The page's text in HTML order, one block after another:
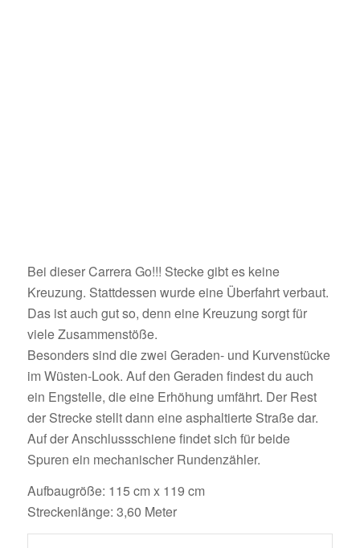
Bei dieser Carrera Go!!! Stecke gibt es keine
Kreuzung. Stattdessen wurde eine Überfahrt verbaut.
Das ist auch gut so, denn eine Kreuzung sorgt für
viele Zusammenstöße.
Besonders sind die zwei Geraden- und Kurvenstücke
im Wüsten-Look. Auf den Geraden findest du auch
ein Engstelle, die eine Erhöhung umfährt. Der Rest
der Strecke stellt dann eine asphaltierte Straße dar.
Auf der Anschlussschiene findet sich für beide
Spuren ein mechanischer Rundenzähler.
Aufbaugröße: 115 cm x 119 cm
Streckenlänge: 3,60 Meter